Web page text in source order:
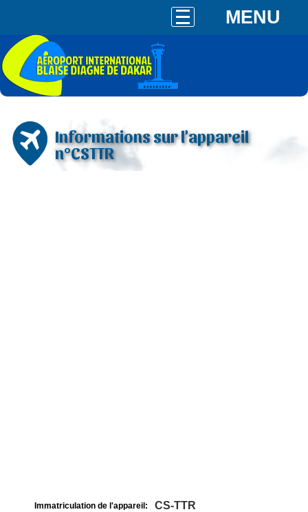
MENU
Informations sur l'appareil
n°CSTTR
Immatriculation de l'appareil: CS-TTR